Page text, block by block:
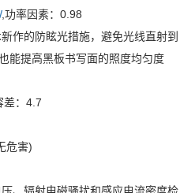
,功率因素：0.98
作的防眩光措施，避免光线直射到
能提高黑板书写面的照度均匀度
差：4.7
危害)